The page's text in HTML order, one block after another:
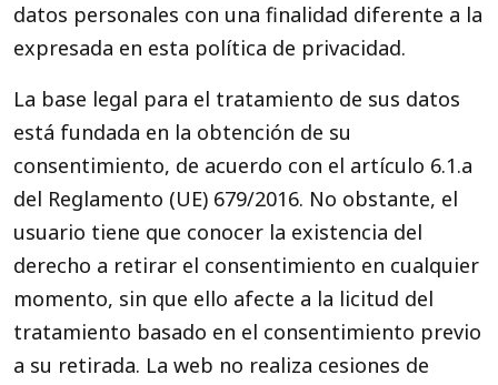
datos personales con una finalidad diferente a la
expresada en esta política de privacidad.
La base legal para el tratamiento de sus datos
está fundada en la obtención de su
consentimiento, de acuerdo con el artículo 6.1.a
del Reglamento (UE) 679/2016. No obstante, el
usuario tiene que conocer la existencia del
derecho a retirar el consentimiento en cualquier
momento, sin que ello afecte a la licitud del
tratamiento basado en el consentimiento previo
a su retirada. La web no realiza cesiones de